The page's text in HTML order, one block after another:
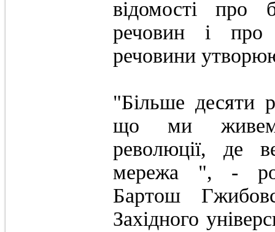
відомості про
речовин і про
речовини
"Більше десяти
що ми живемо
революції, де
мережа ", -
Бартош
Західного